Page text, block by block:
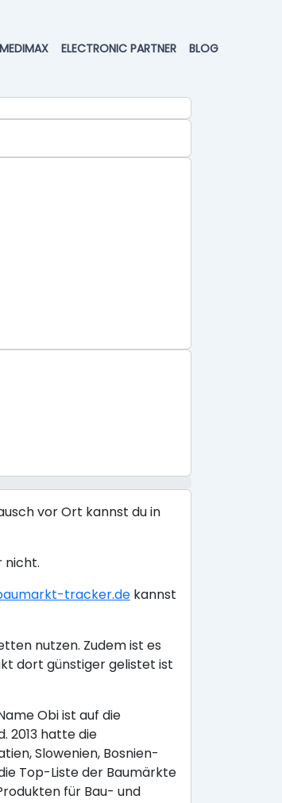
MEDIMAX ELECTRONIC PARTNER BLOG
vor Ort kannst du in
nicht.
tracker.de kannst
nutzen. Zudem ist es
dort günstiger gelistet ist
Obi ist auf die
2013 hatte die
Slowenien, Bosnien-
Top-Liste der Baumärkte
für Bau- und